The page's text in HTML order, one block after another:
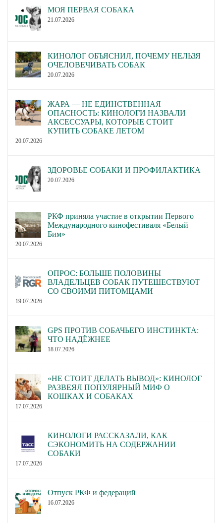
МОЯ ПЕРВАЯ СОБАКА
21.07.2026
КИНОЛОГ ОБЪЯСНИЛ, ПОЧЕМУ НЕЛЬЗЯ
ОЧЕЛОВЕЧИВАТЬ СОБАК
20.07.2026
ЖАРА — НЕ ЕДИНСТВЕННАЯ
ОПАСНОСТЬ: КИНОЛОГИ НАЗВАЛИ
АКСЕССУАРЫ, КОТОРЫЕ СТОИТ
КУПИТЬ СОБАКЕ ЛЕТОМ
20.07.2026
ЗДОРОВЬЕ СОБАКИ И ПРОФИЛАКТИКА
20.07.2026
РКФ приняла участие в открытии Первого
Международного кинофестиваля «Белый
Бим»
20.07.2026
ОПРОС: БОЛЬШЕ ПОЛОВИНЫ
ВЛАДЕЛЬЦЕВ СОБАК ПУТЕШЕСТВУЮТ
СО СВОИМИ ПИТОМЦАМИ
19.07.2026
GPS ПРОТИВ СОБАЧЬЕГО ИНСТИНКТА:
ЧТО НАДЁЖНЕЕ
18.07.2026
«НЕ СТОИТ ДЕЛАТЬ ВЫВОД»: КИНОЛОГ
РАЗВЕЯЛ ПОПУЛЯРНЫЙ МИФ О
КОШКАХ И СОБАКАХ
17.07.2026
КИНОЛОГИ РАССКАЗАЛИ, КАК
СЭКОНОМИТЬ НА СОДЕРЖАНИИ
СОБАКИ
17.07.2026
Отпуск РКФ и федераций
16.07.2026